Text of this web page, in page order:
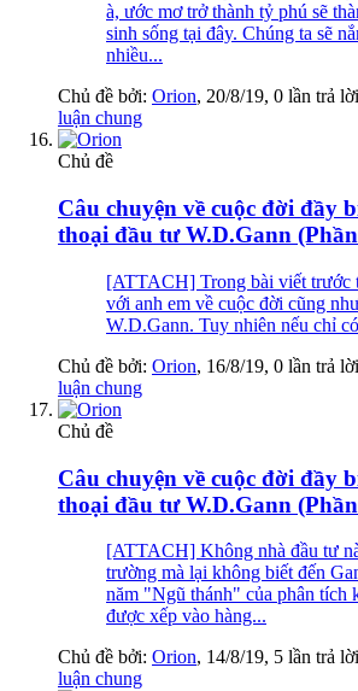
à, ước mơ trở thành tỷ phú sẽ
sinh sống tại đây. Chúng ta sẽ
nhiều...
Chủ đề bởi: Orion, 20/8/19, 0 lần trả
luận chung
Chủ đề
Câu chuyện về cuộc đời đầy
thoại đầu tư W.D.Gann
[ATTACH] Trong bài viết trước
với anh em về cuộc đời cũng
W.D.Gann. Tuy nhiên nếu chỉ
Chủ đề bởi: Orion, 16/8/19, 0 lần trả
luận chung
Chủ đề
Câu chuyện về cuộc đời đầy
thoại đầu tư W.D.Gann
[ATTACH] Không nhà đầu tư
trường mà lại không biết đến
năm "Ngũ thánh" của phân tích
được xếp vào hàng...
Chủ đề bởi: Orion, 14/8/19, 5 lần trả
luận chung